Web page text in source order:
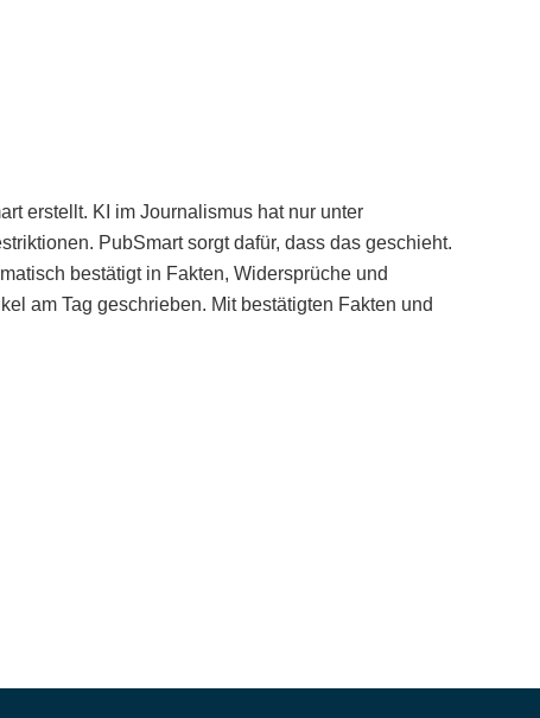
erstellt. KI im Journalismus hat nur unter
PubSmart sorgt dafür, dass das geschieht.
bestätigt in Fakten, Widersprüche und
am Tag geschrieben. Mit bestätigten Fakten und